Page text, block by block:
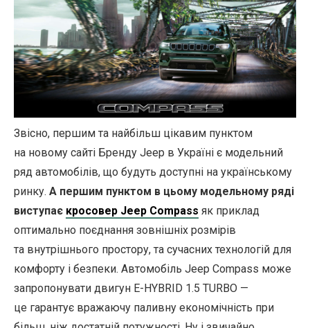
Звісно, першим та найбільш цікавим пунктом
на новому сайті Бренду Jeep в Україні є модельний
ряд автомобілів, що будуть доступні на українському
ринку. А першим пунктом в цьому модельному ряді
виступає кросовер Jeep Compass як приклад
оптимально поєднання зовнішніх розмірів
та внутрішнього простору, та сучасних технологій для
комфорту і безпеки. Автомобіль Jeep Compass може
запропонувати двигун E-HYBRID 1.5 TURBO —
це гарантує вражаючу паливну економічність при